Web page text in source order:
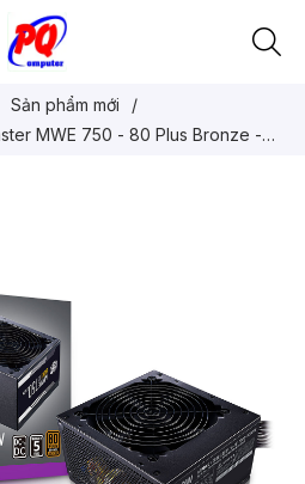
Sản phẩm mới
/
MWE 750 - 80 Plus Bronze -